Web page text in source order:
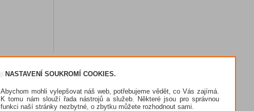
NASTAVENÍ SOUKROMÍ COOKIES.
Abychom mohli vylepšovat náš web, potřebujeme vědět, co Vás zajímá.
K tomu nám slouží řada nástrojů a služeb. Některé jsou pro správnou
funkci naší stránky nezbytné, o zbytku můžete rozhodnout sami.